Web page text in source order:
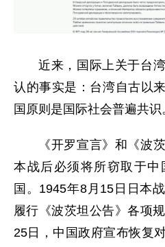
近来，国际上关于台
认的事实是：台湾自古以
国原则是国际社会普遍共识
《开罗宣言》和《波
本战后必须将所窃取于中
国。1945年8月15日日本
履行《波茨坦公告》各项
25日，中国政府宣布恢复